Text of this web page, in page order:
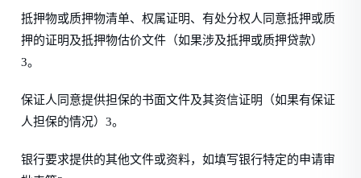
抵押物或质押物清单、权属证明、有处分权人同意抵押或质
押的证明及抵押物估价文件（如果涉及抵押或质押贷款）
3。
保证人同意提供担保的书面文件及其资信证明（如果有保证
人担保的情况）3。
银行要求提供的其他文件或资料，如填写银行特定的申请审